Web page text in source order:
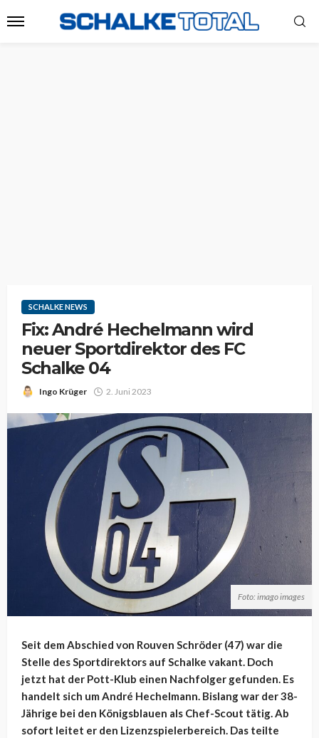
SCHALKE NEWS
Fix: André Hechelmann wird
neuer Sportdirektor des FC
Schalke 04
Ingo Krüger 2. Juni 2023
Foto: imago images
Seit dem Abschied von Rouven Schröder (47) war die
Stelle des Sportdirektors auf Schalke vakant. Doch
jetzt hat der Pott-Klub einen Nachfolger gefunden. Es
handelt sich um André Hechelmann. Bislang war der 38-
Jährige bei den Königsblauen als Chef-Scout tätig. Ab
sofort leitet er den Lizenzspielerbereich. Das teilte